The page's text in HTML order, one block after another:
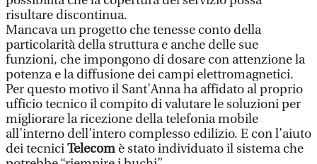
risultare discontinua.
Mancava un progetto che tenesse conto della
particolarità della struttura e anche delle sue
funzioni, che impongono di dosare con attenzione la
potenza e la diffusione dei campi elettromagnetici.
Per questo motivo il Sant’Anna ha affidato al proprio
ufficio tecnico il compito di valutare le soluzioni per
migliorare la ricezione della telefonia mobile
all’interno dell’intero complesso edilizio. E con l’aiuto
dei tecniciTelecom è stato individuato il sistema che